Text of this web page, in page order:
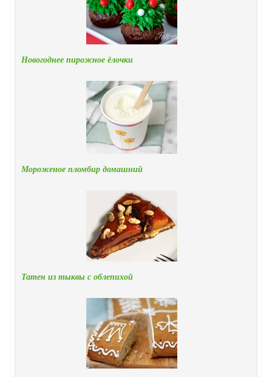
Новогоднее пирожное ёлочки
Мороженое пломбир домашний
Татен из тыквы с облепихой